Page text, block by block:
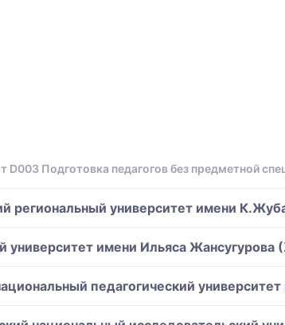
D003 Подготовка педагогов без предметной
региональный университет имени
университет имени Ильяса Жансугурова
педагогический